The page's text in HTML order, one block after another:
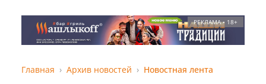
РЕКЛАМА • 18+
Главная Архив новостей Новостная лента